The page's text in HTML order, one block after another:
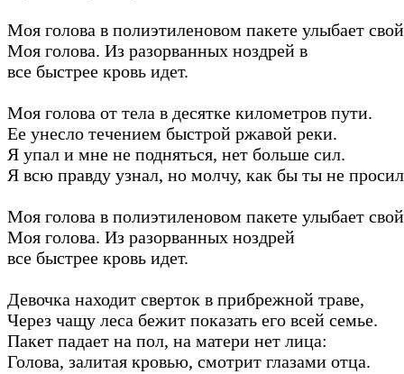
Моя голова в полиэтиленовом пакете улыбает
Моя голова. Из разорванных ноздрей в
все быстрее кровь идет.
Моя голова от тела в десятке километров пути.
Ее унесло течением быстрой ржавой реки.
Я упал и мне не подняться, нет больше сил.
Я всю правду узнал, но молчу, как бы ты не
Моя голова в полиэтиленовом пакете улыбает
Моя голова. Из разорванных ноздрей
все быстрее кровь идет.
Девочка находит сверток в прибрежной траве,
Через чащу леса бежит показать его всей семье.
Пакет падает на пол, на матери нет лица:
Голова, залитая кровью, смотрит глазами отца.